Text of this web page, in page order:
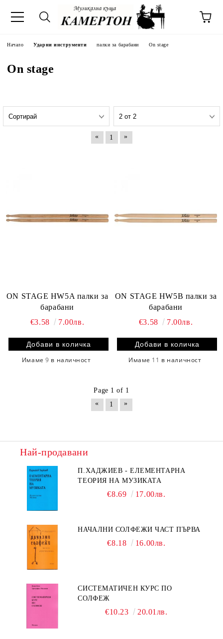
Начало Ударни инструменти палки за барабани On stage
On stage
« 1 »
ON STAGE HW5A палки за
барабани
€3.58
7.00лв.
Имаме9 в наличност
ON STAGE HW5B палки за
барабани
€3.58
7.00лв.
Имаме 11 в наличност
Page 1 of 1
«
1 »
Най-продавани
П.ХАДЖИЕВ - ЕЛЕМЕНТАРНА
ТЕОРИЯ НА МУЗИКАТА
€8.69 17.00лв.
НАЧАЛНИ СОЛФЕЖИ ЧАСТ ПЪРВА
€8.18 16.00лв.
СИСТЕМАТИЧЕН КУРС ПО
СОЛФЕЖ
€10.23 20.01лв.